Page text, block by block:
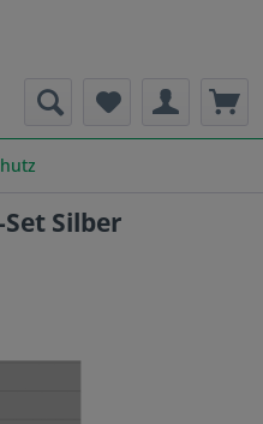
Set Silber